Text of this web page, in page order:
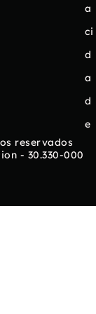
a
ci
d
a
d
e
reservados
- 30.330-000